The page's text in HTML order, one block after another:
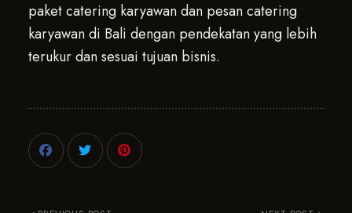
paket catering karyawan dan pesan catering
karyawan di Bali dengan pendekatan yang lebih
terukur dan sesuai tujuan bisnis.